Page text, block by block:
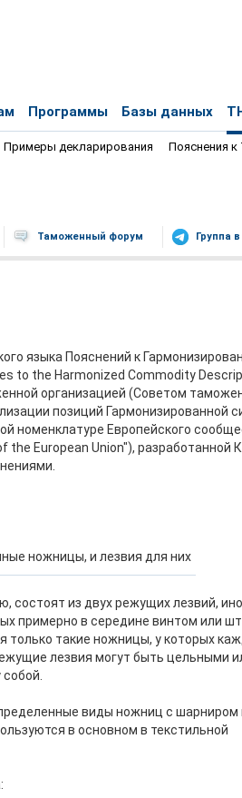
Программы Базы данных
Примеры декларирования Пояснения
Таможенный форум Группа
языка Пояснений к
to the Harmonized Commodity
организацией (Советом
позиций Гармонизированной
номенклатуре Европейского
European Union"), разработанной
ножницы, и лезвия для них
из двух режущих лезвий,
примерно в середине винтом или
такие ножницы, у которых
лезвия могут быть цельными
виды ножниц с шарниром
в основном в текстильной